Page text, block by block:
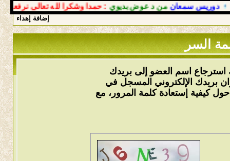
سمعان من د عوض بديوي : حمدا وشكرا لله تعالى نرفعها
إضافة إهداء
السر
اسم العضو إلى بريدك
بريدك الإلكتروني المسجل في
كيفية إستعادة كلمة المرور، مع